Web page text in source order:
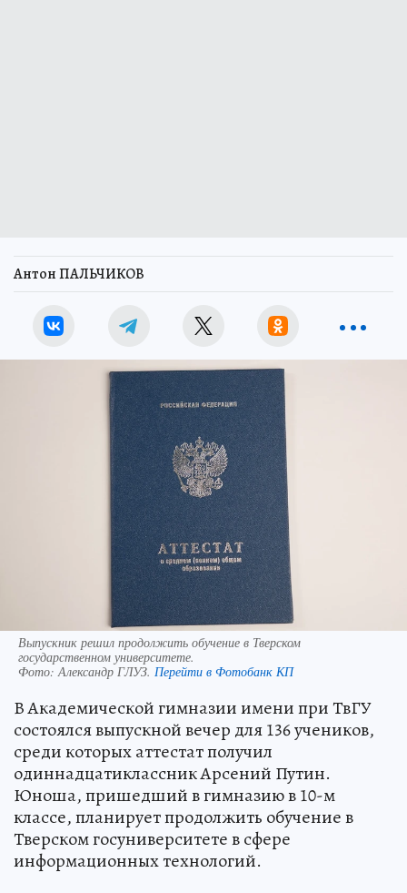
Антон ПАЛЬЧИКОВ
Выпускник решил продолжить обучение в Тверском
государственном университете.
Фото:Александр ГЛУЗ. Перейти в Фотобанк КП
В Академической гимназии имени при ТвГУ
состоялся выпускной вечер для 136 учеников,
среди которых аттестат получил
одиннадцатиклассник Арсений Путин.
Юноша, пришедший в гимназию в 10-м
классе, планирует продолжить обучение в
Тверском госуниверситете в сфере
информационных технологий.